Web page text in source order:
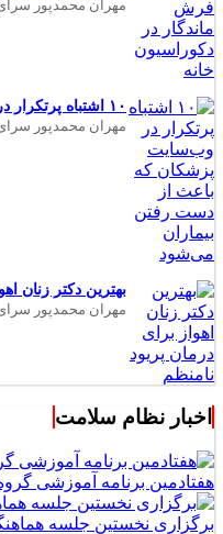
مهران محمدپور
۱۰ اشتباه پرتکرار در وب‌سایت پزشکان که باعث از دست رفتن بیماران می‌شود
مهران محمدپور
بهترین دکتر زنان
مهران محمدپور
اخبار نظام سلامت
هفتادمین برنامه آموزشی
برگزاری نخستین جلسه